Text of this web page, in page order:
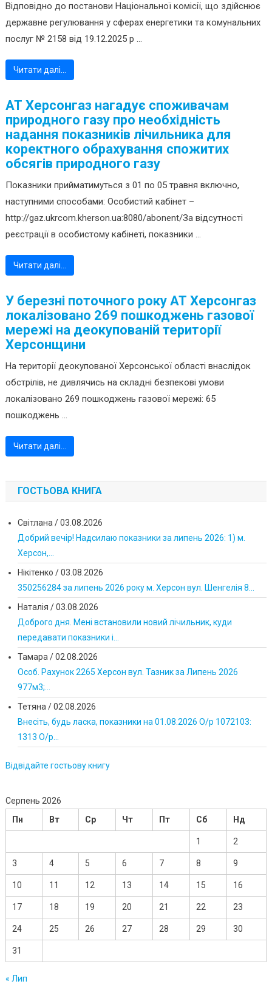
Відповідно до постанови Національної комісії, що здійснює
державне регулювання у сферах енергетики та комунальних
послуг № 2158 від 19.12.2025 р ...
Читати далі…
АТ Херсонгаз нагадує споживачам
природного газу про необхідність
надання показників лічильника для
коректного обрахування спожитих
обсягів природного газу
Показники прийматимуться з 01 по 05 травня включно,
наступними способами: Особистий кабінет –
http://gaz.ukrcom.kherson.ua:8080/abonent/За відсутності
реєстрації в особистому кабінеті, показники ...
Читати далі…
У березні поточного року АТ Херсонгаз
локалізовано 269 пошкоджень газової
мережі на деокупованій території
Херсонщини
На території деокупованої Херсонської області внаслідок
обстрілів, не дивлячись на складні безпекові умови
локалізовано 269 пошкоджень газової мережі: 65
пошкоджень ...
Читати далі…
ГОСТЬОВА КНИГА
Світлана /03.08.2026
Добрий вечір! Надсилаю показники за липень 2026: 1) м.
Херсон,...
Нікітенко /03.08.2026
350256284 за липень 2026 року м. Херсон вул. Шенгелія 8...
Наталія /03.08.2026
Доброго дня. Мені встановили новий лічильник, куди
передавати показники і...
Тамара /02.08.2026
Особ. Рахунок 2265 Херсон вул. Тазник за Липень 2026
977м3;...
Тетяна /02.08.2026
Внесіть, будь ласка, показники на 01.08.2026 О/р 1072103:
1313 О/р...
Відвідайте гостьову книгу
Серпень 2026
Пн
Вт Ср Чт Пт Сб Нд
1 2
3 4 5 6 7 8 9
10 11 12 13 14 15 16
17 18 19 20 21 22 23
24 25 26 27 28 29 30
31
« Лип